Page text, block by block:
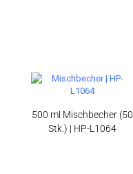
500 ml Mischbecher (50
Stk.) | HP-L1064